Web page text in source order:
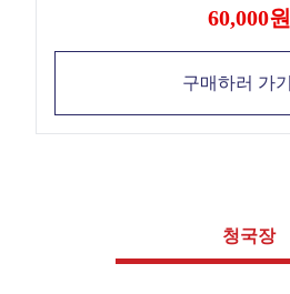
60,000원
구매하러 가
청국장